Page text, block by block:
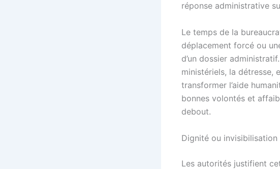
réponse administrative
Le temps de la
déplacement forcé ou
d’un dossier
ministériels, la détresse,
transformer l’aide
bonnes volontés et
debout.
Dignité ou invisibilisation
Les autorités justifient